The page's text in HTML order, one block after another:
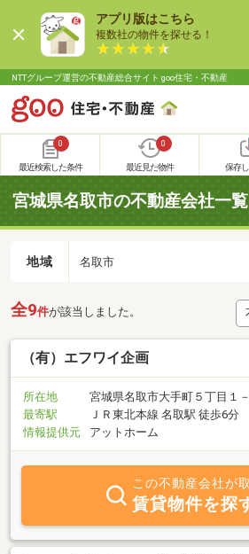
アプリ版はこちら
複数社の物件を探せる！
NTTグループ運営の不動産総合サイト goo住宅・不動産
0
最近検索した条件
0
最近見た物件 保存
宮城県名取市の不動産会社一覧
地域 名取市
全9件が該当しました。
（有）エフワイ企画
所在地
宮城県名取市大手町５丁目１
最寄駅
ＪＲ東北本線 名取駅 徒歩6分
情報提供元
アットホーム
この不動産会社が
賃貸物件を探